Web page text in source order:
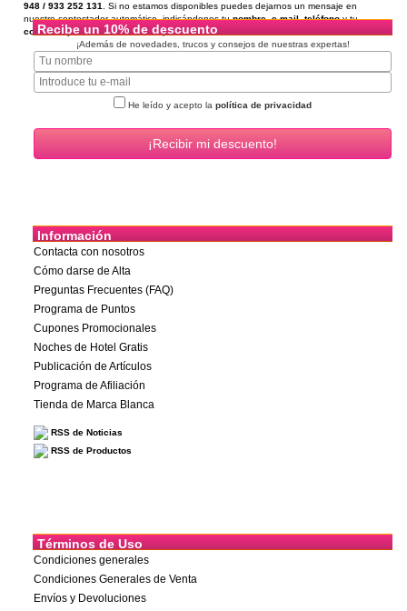
948 / 933 252 131
. Si no estamos disponibles puedes dejarnos un mensaje en
nuestro contestador automático, indicándonos tunombre,e-mail,teléfonoy tu
consulta , y te llamaremos en un plazo de 24h.
Recibe un 10% de descuento
¡Además de novedades, trucos y consejos de nuestras expertas!
He leído y acepto la política de privacidad
Información
Contacta con nosotros
Cómo darse de Alta
Preguntas Frecuentes (FAQ)
Programa de Puntos
Cupones Promocionales
Noches de Hotel Gratis
Publicación de Artículos
Programa de Afiliación
Tienda de Marca Blanca
RSS de Noticias
RSS de Productos
Términos de Uso
Condiciones generales
Condiciones Generales de Venta
Envíos y Devoluciones